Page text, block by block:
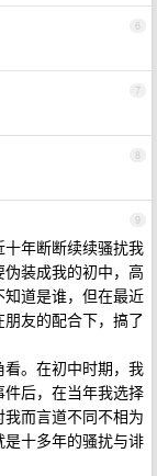
6
7
8
9
年断断续续骚扰我
装成我的初中，高
道是谁，但在最近
友的配合下，搞了
。在初中时期，我
后，在当年我选择
而言道不同不相为
十多年的骚扰与诽